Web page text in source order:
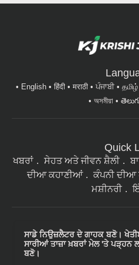
English हिंदी मराठी ਪੰਜਾਬੀ தமிழ்
অসমীয়া
Quick
ਖਬਰਾਂ ਸੇਹਤ ਅਤੇ ਜੀਵਨ ਸ਼ੈਲੀ
ਦੀਆ ਕਹਾਣੀਆਂ
ਕੰਪਨੀ ਦੀਆ
ਮਸ਼ੀਨਰੀ
ਸਾਡੇ ਨਿਉਜ਼ਲੈਟਰ ਦੇ ਗਾਹਕ ਬਣੋ।
ਸਾਰੀਆਂ ਤਾਜ਼ਾ ਖ਼ਬਰਾਂ ਮੇਲ 'ਤੇ ਪੜ੍ਹਨ
ਬਣੋ।